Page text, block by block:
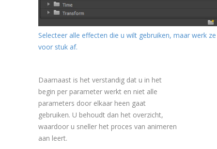
Selecteer alle effecten die u wilt gebruiken, maar werk
voor stuk af.
Daarnaast is het verstandig dat u in het
begin per parameter werkt en niet alle
parameters door elkaar heen gaat
gebruiken. U behoudt dan het overzicht,
waardoor u sneller het proces van animeren
aan leert.